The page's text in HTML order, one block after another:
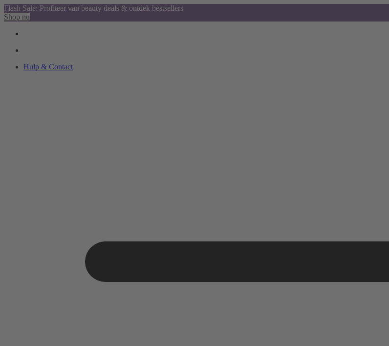
Flash Sale: Profiteer van beauty deals & ontdek bestsellers
Shop nu
Hulp & Contact